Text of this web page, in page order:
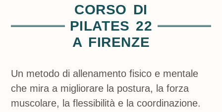
CORSO DI
PILATES 22
A FIRENZE
Un metodo di allenamento fisico e mentale
che mira a migliorare la postura, la forza
muscolare, la flessibilità e la coordinazione.